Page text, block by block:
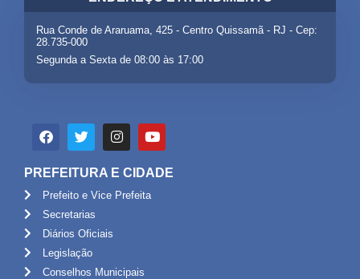
Rua Conde de Araruama, 425 - Centro Quissamã - RJ - Cep:
28.735-000
Segunda a Sexta de 08:00 às 17:00
PREFEITURA E CIDADE
Prefeito e Vice Prefeita
Secretarias
Diários Oficiais
Legislação
Conselhos Municipais